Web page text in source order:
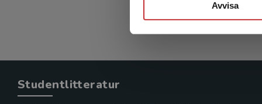
Avvisa
Studentlitteratur